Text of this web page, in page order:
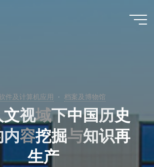
件及计算机应用 档案及博物馆
文视域下中国历史
内容挖掘与知识再
生产